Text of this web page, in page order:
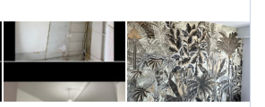
ensemble. 24/24h : 7/7j
Qualité , Satisfactions Je suis toujours
à votre dispostions . Très cordialement